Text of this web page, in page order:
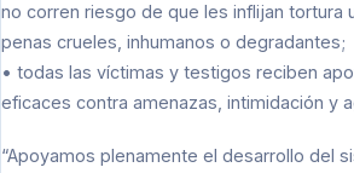
no corren riesgo de que les inflijan tortura
penas crueles, inhumanos o degradantes;
• todas las víctimas y testigos reciben
eficaces contra amenazas, intimidación y
“Apoyamos plenamente el desarrollo del